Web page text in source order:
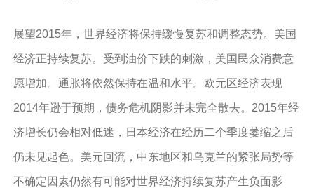
展望2015年，世界经济将保持缓慢复苏和调整态势。美国
经济正持续复苏。受到油价下跌的刺激，美国民众消费意
愿增加。通胀将依然保持在温和水平。欧元区经济表现
2014年逊于预期，债务危机阴影并未完全散去。2015年经
济增长仍会相对低迷，日本经济在经历二个季度萎缩之后
仍未见起色。美元回流，中东地区和乌克兰的紧张局势等
不确定因素仍然有可能对世界经济持续复苏产生负面影